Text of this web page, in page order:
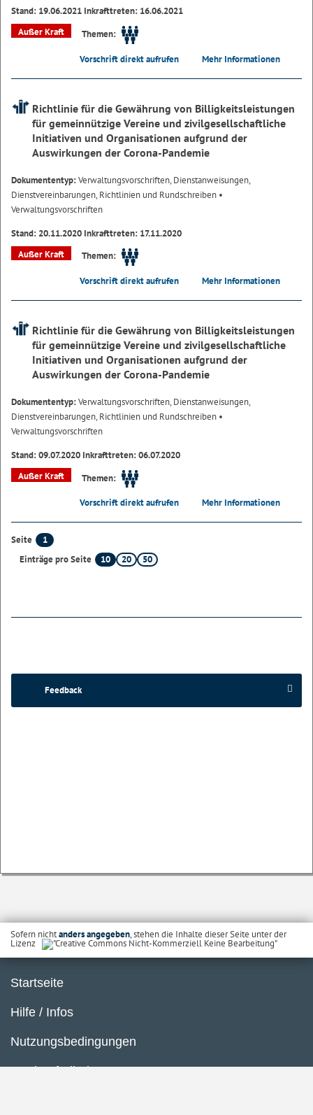
Stand: 19.06.2021 Inkrafttreten: 16.06.2021
Außer Kraft
Themen:
Vorschrift direkt aufrufen Mehr Informationen
Richtlinie für die Gewährung von Billigkeitsleistungen
für gemeinnützige Vereine und zivilgesellschaftliche
Initiativen und Organisationen aufgrund der
Auswirkungen der Corona-Pandemie
Dokumententyp:Verwaltungsvorschriften, Dienstanweisungen,
Dienstvereinbarungen, Richtlinien und Rundschreiben •
Verwaltungsvorschriften
Stand: 20.11.2020 Inkrafttreten: 17.11.2020
Außer Kraft
Themen:
Vorschrift direkt aufrufen Mehr Informationen
Richtlinie für die Gewährung von Billigkeitsleistungen
für gemeinnützige Vereine und zivilgesellschaftliche
Initiativen und Organisationen aufgrund der
Auswirkungen der Corona-Pandemie
Dokumententyp:Verwaltungsvorschriften, Dienstanweisungen,
Dienstvereinbarungen, Richtlinien und Rundschreiben •
Verwaltungsvorschriften
Stand: 09.07.2020 Inkrafttreten: 06.07.2020
Außer Kraft
Themen:
Vorschrift direkt aufrufen Mehr Informationen
Seite
1
Einträge pro Seite
10 20 50
Feedback
Sofern nichtanders angegeben, stehen die Inhalte dieser Seite unter der
Lizenz
Startseite
Hilfe / Infos
Nutzungsbedingungen
Barrierefreiheit